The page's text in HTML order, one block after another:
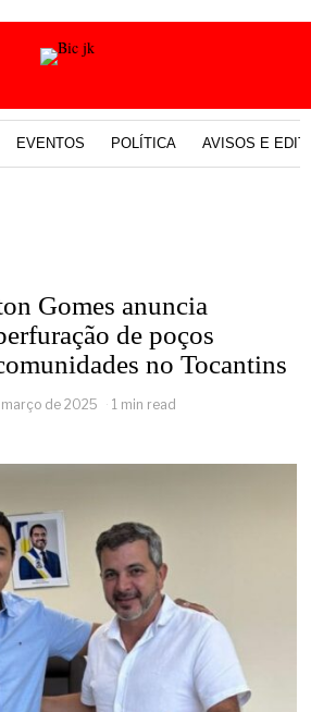
EVENTOS POLÍTICA AVISOS E
Gomes anuncia
de poços
no Tocantins
março de 2025 1 min read